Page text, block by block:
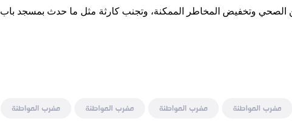
الصحي وتخفيض المخاطر الممكنة، وتجنب كارثة مثل ما حدث بمسجد باب
مغرب المواطنة مغرب المواطنة مغرب المواطنة
مغرب المواطنة